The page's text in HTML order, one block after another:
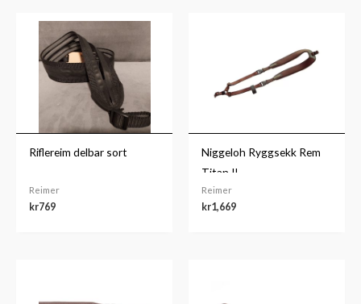
Riflereim delbar sort
Reimer
kr769
Niggeloh Ryggsekk Rem
Titan II
Reimer
kr1,669